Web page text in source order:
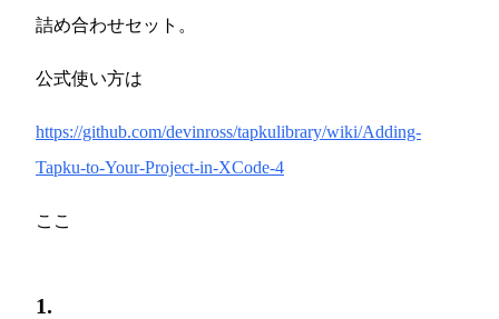
詰め合わせセット。
公式使い方は
https://github.com/devinross/tapkulibrary/wiki/Adding-
Tapku-to-Your-Project-in-XCode-4
ここ
1.